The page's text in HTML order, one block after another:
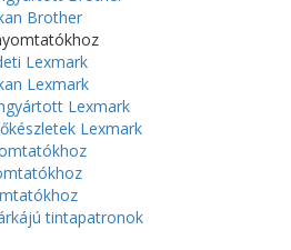
Brother
Lexmark
Lexmark
Lexmark
Lexmark
tintapatronok